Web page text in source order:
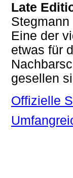
Late
Eine der
etwas für
gesellen
Offizielle